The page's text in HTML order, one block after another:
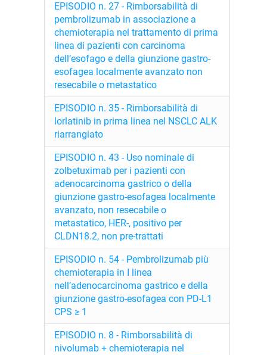
EPISODIO n. 27 - Rimborsabilità di
pembrolizumab in associazione a
chemioterapia nel trattamento di prima
linea di pazienti con carcinoma
dell’esofago e della giunzione gastro-
esofagea localmente avanzato non
resecabile o metastatico
EPISODIO n. 35 - Rimborsabilità di
lorlatinib in prima linea nel NSCLC ALK
riarrangiato
EPISODIO n. 43 - Uso nominale di
zolbetuximab per i pazienti con
adenocarcinoma gastrico o della
giunzione gastro-esofagea localmente
avanzato, non resecabile o
metastatico, HER-, positivo per
CLDN18.2, non pre-trattati
EPISODIO n. 54 - Pembrolizumab più
chemioterapia in I linea
nell’adenocarcinoma gastrico e della
giunzione gastro-esofagea con PD-L1
CPS ≥ 1
EPISODIO n. 8 - Rimborsabilità di
nivolumab + chemioterapia nel